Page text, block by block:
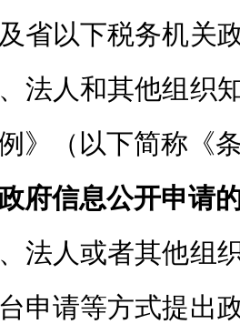
省以下税务机关
法人和其他组织
》（以下简称《
府信息公开申请
法人或者其他组
申请等方式提出